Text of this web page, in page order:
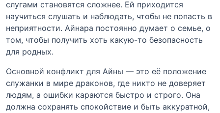
слугами становятся сложнее. Ей приходится
научиться слушать и наблюдать, чтобы не попасть в
неприятности. Айнара постоянно думает о семье, о
том, чтобы получить хоть какую-то безопасность
для родных.
Основной конфликт для Айны — это её положение
служанки в мире драконов, где никто не доверяет
людям, а ошибки караются быстро и строго. Она
должна сохранять спокойствие и быть аккуратной,